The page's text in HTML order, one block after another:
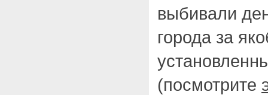
выбивали
города за
(посмотрите